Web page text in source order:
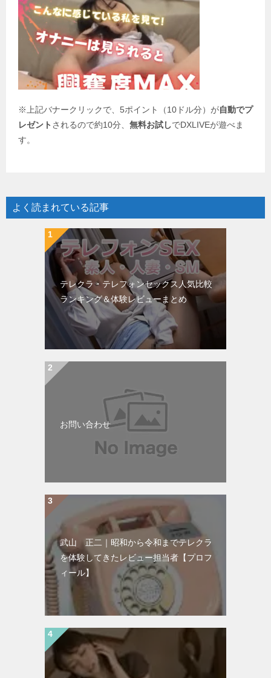
※上記バナークリックで、5ポイント（10ドル分）が自動でプ
レゼント されるので約10分、 無料お試しでDXLIVEが遊べま
す。
よく読まれている記事
テレクラ・テレフォンセックス人気比較
ランキング＆体験レビューまとめ
お問い合わせ
武山 正二｜昭和から令和までテレクラ
を体験してきたレビュー担当者【プロフ
ィール】